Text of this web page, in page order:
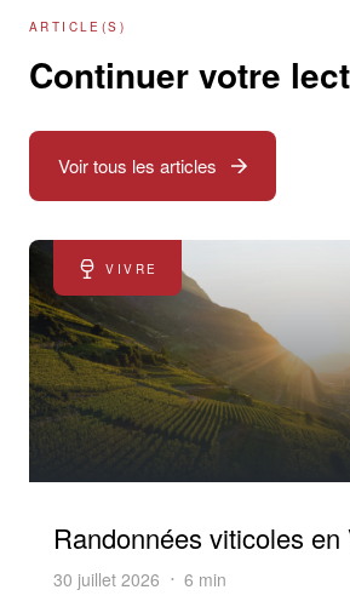
ARTICLE(S)
Continuer votre
Voir tous les articles
VIVRE
Randonnées viticoles en
30 juillet 2026
6 min